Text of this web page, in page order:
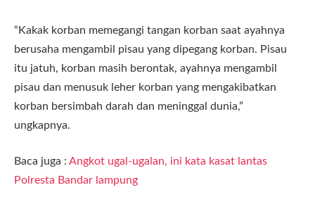
“Kakak korban memegangi tangan korban saat ayahnya
berusaha mengambil pisau yang dipegang korban. Pisau
itu jatuh, korban masih berontak, ayahnya mengambil
pisau dan menusuk leher korban yang mengakibatkan
korban bersimbah darah dan meninggal dunia,”
ungkapnya.
Baca juga : Angkot ugal-ugalan, ini kata kasat lantas
Polresta Bandar lampung